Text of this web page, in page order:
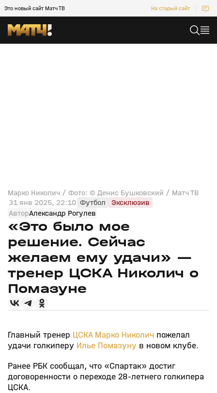
Это новый сайт Матч ТВ На старый сайт
Марко Николич / Фото: © Денис Бушковский / Матч ТВ
31 янв 2025, 22:10 Футбол
Эксклюзив
АвторАлександр Рогулев
«Это было мое
решение. Сейчас
желаем ему удачи» —
тренер ЦСКА Николич о
Помазуне
Главный тренер ЦСКА Марко Николич пожелал
удачи голкиперу Илье Помазуну в новом клубе.
Ранее РБК сообщал, что «Спартак» достиг
договоренности о переходе 28‑летнего голкипера
ЦСКА.